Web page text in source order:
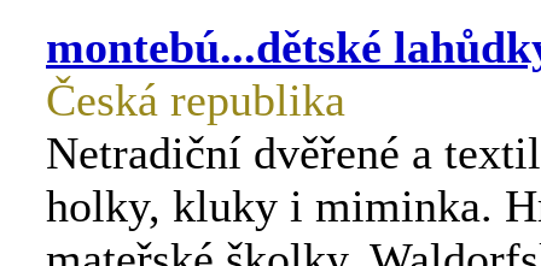
montebú...dětské
Česká republika
Netradiční dvěřené a
holky, kluky i miminka.